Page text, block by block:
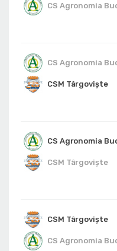
CS Agronomia
CS Agronomia
CSM Târgoviște
CS Agronomia
CSM Târgoviște
CSM Târgoviște
CS Agronomia